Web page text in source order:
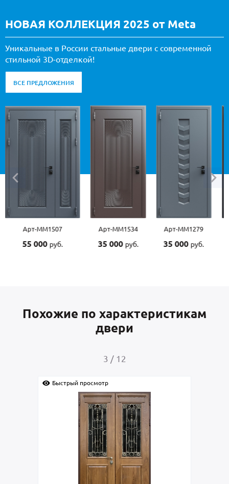
НОВАЯ КОЛЛЕКЦИЯ 2025 от Meta
Уникальные в России стальные двери с современной
стильной 3D-отделкой!
ВСЕ ПРЕДЛОЖЕНИЯ
Арт-ММ1507
55 000 руб.
Арт-ММ1534
35 000 руб.
Арт-ММ1279
35 000 руб.
Похожие по характеристикам
двери
4 / 12
Быстрый просмотр